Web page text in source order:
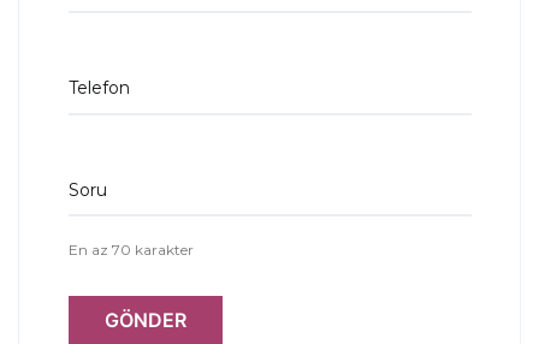
Telefon
Soru
En az 70 karakter
GÖNDER